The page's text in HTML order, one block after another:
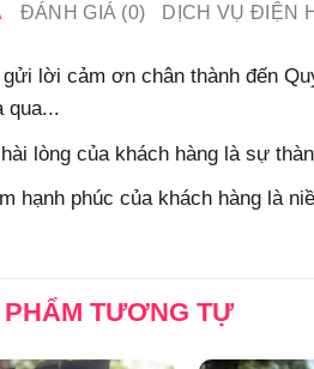
ĐÁNH GIÁ (0) DỊCH VỤ ĐIỆN
lời cảm ơn chân thành đến
qua...
lòng của khách hàng là sự
hạnh phúc của khách hàng là
TƯƠNG TỰ